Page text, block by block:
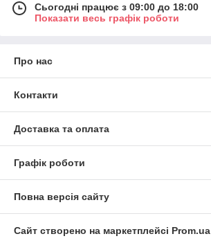
Сьогодні працює з 09:00 до 18:00
Показати весь графік роботи
Про нас
Контакти
Доставка та оплата
Графік роботи
Повна версія сайту
Сайт створено на маркетплейсі Prom.ua